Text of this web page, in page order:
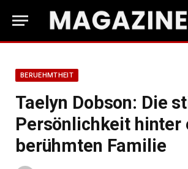
BERUEHMTHEIT
Taelyn Dobson: Die
Persönlichkeit hinter
berühmten Familie